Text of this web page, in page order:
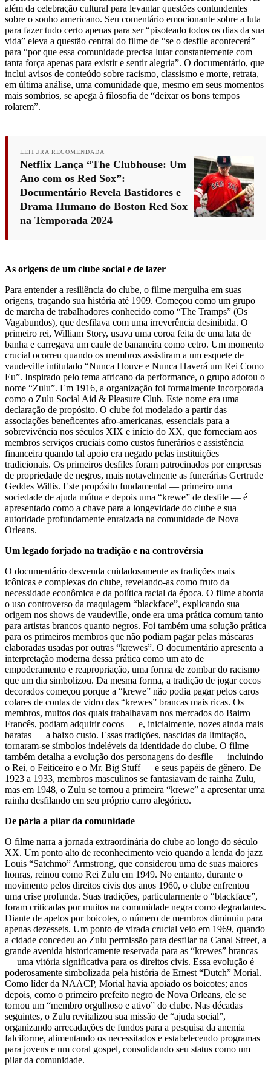
além da celebração cultural para levantar questões contundentes
sobre o sonho americano. Seu comentário emocionante sobre a luta
para fazer tudo certo apenas para ser “pisoteado todos os dias da sua
vida” eleva a questão central do filme de “se o desfile acontecerá”
para “por que essa comunidade precisa lutar constantemente com
tanta força apenas para existir e sentir alegria”. O documentário, que
inclui avisos de conteúdo sobre racismo, classismo e morte, retrata,
em última análise, uma comunidade que, mesmo em seus momentos
mais sombrios, se apega à filosofia de “deixar os bons tempos
rolarem”.
LEITURA RECOMENDADA
Netflix Lança “The Clubhouse: Um
Ano com os Red Sox”:
Documentário Revela Bastidores e
Drama Humano do Boston Red Sox
na Temporada 2024
As origens de um clube social e de lazer
Para entender a resiliência do clube, o filme mergulha em suas
origens, traçando sua história até 1909. Começou como um grupo
de marcha de trabalhadores conhecido como “The Tramps” (Os
Vagabundos), que desfilava com uma irreverência desinibida. O
primeiro rei, William Story, usava uma coroa feita de uma lata de
banha e carregava um caule de bananeira como cetro. Um momento
crucial ocorreu quando os membros assistiram a um esquete de
vaudeville intitulado “Nunca Houve e Nunca Haverá um Rei Como
Eu”. Inspirado pelo tema africano da performance, o grupo adotou o
nome “Zulu”. Em 1916, a organização foi formalmente incorporada
como o Zulu Social Aid & Pleasure Club. Este nome era uma
declaração de propósito. O clube foi modelado a partir das
associações beneficentes afro-americanas, essenciais para a
sobrevivência nos séculos XIX e início do XX, que forneciam aos
membros serviços cruciais como custos funerários e assistência
financeira quando tal apoio era negado pelas instituições
tradicionais. Os primeiros desfiles foram patrocinados por empresas
de propriedade de negros, mais notavelmente as funerárias Gertrude
Geddes Willis. Este propósito fundamental — primeiro uma
sociedade de ajuda mútua e depois uma “krewe” de desfile — é
apresentado como a chave para a longevidade do clube e sua
autoridade profundamente enraizada na comunidade de Nova
Orleans.
Um legado forjado na tradição e na controvérsia
O documentário desvenda cuidadosamente as tradições mais
icônicas e complexas do clube, revelando-as como fruto da
necessidade econômica e da política racial da época. O filme aborda
o uso controverso da maquiagem “blackface”, explicando sua
origem nos shows de vaudeville, onde era uma prática comum tanto
para artistas brancos quanto negros. Foi também uma solução prática
para os primeiros membros que não podiam pagar pelas máscaras
elaboradas usadas por outras “krewes”. O documentário apresenta a
interpretação moderna dessa prática como um ato de
empoderamento e reapropriação, uma forma de zombar do racismo
que um dia simbolizou. Da mesma forma, a tradição de jogar cocos
decorados começou porque a “krewe” não podia pagar pelos caros
colares de contas de vidro das “krewes” brancas mais ricas. Os
membros, muitos dos quais trabalhavam nos mercados do Bairro
Francês, podiam adquirir cocos — e, inicialmente, nozes ainda mais
baratas — a baixo custo. Essas tradições, nascidas da limitação,
tornaram-se símbolos indeléveis da identidade do clube. O filme
também detalha a evolução dos personagens do desfile — incluindo
o Rei, o Feiticeiro e o Mr. Big Stuff — e seus papéis de gênero. De
1923 a 1933, membros masculinos se fantasiavam de rainha Zulu,
mas em 1948, o Zulu se tornou a primeira “krewe” a apresentar uma
rainha desfilando em seu próprio carro alegórico.
De pária a pilar da comunidade
O filme narra a jornada extraordinária do clube ao longo do século
XX. Um ponto alto de reconhecimento veio quando a lenda do jazz
Louis “Satchmo” Armstrong, que considerou uma de suas maiores
honras, reinou como Rei Zulu em 1949. No entanto, durante o
movimento pelos direitos civis dos anos 1960, o clube enfrentou
uma crise profunda. Suas tradições, particularmente o “blackface”,
foram criticadas por muitos na comunidade negra como degradantes.
Diante de apelos por boicotes, o número de membros diminuiu para
apenas dezesseis. Um ponto de virada crucial veio em 1969, quando
a cidade concedeu ao Zulu permissão para desfilar na Canal Street, a
grande avenida historicamente reservada para as “krewes” brancas
— uma vitória significativa para os direitos civis. Essa evolução é
poderosamente simbolizada pela história de Ernest “Dutch” Morial.
Como líder da NAACP, Morial havia apoiado os boicotes; anos
depois, como o primeiro prefeito negro de Nova Orleans, ele se
tornou um “membro orgulhoso e ativo” do clube. Nas décadas
seguintes, o Zulu revitalizou sua missão de “ajuda social”,
organizando arrecadações de fundos para a pesquisa da anemia
falciforme, alimentando os necessitados e estabelecendo programas
para jovens e um coral gospel, consolidando seu status como um
pilar da comunidade.